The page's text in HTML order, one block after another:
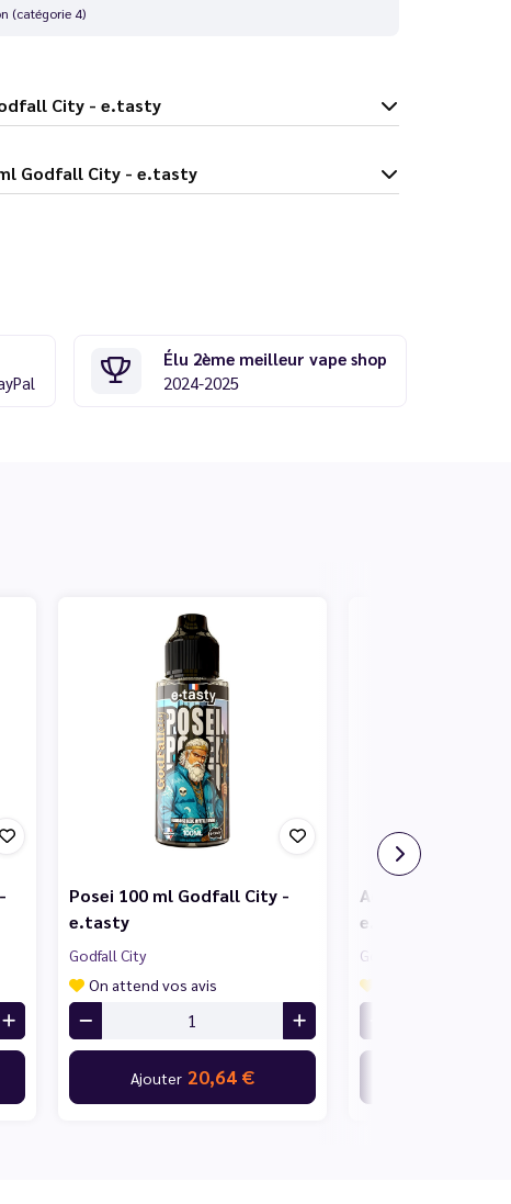
(catégorie 4)
ml Godfall City - e.tasty
100 ml Godfall City - e.tasty
Élu 2ème meilleur vape shop
2024-2025
Posei 100 ml Godfall City -
e.tasty
Godfall City
On attend vos avis
Ajouter 20,64 €
Adess 100 ml
e.tasty
Godfall City